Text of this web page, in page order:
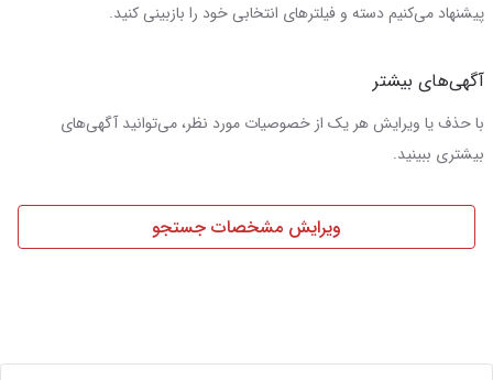
پیشنهاد می‌کنیم دسته و فیلترهای انتخابی خود را بازبینی کنید.
آگهی‌های بیشتر
با حذف یا ویرایش هر یک از خصوصیات مورد نظر، می‌توانید آگهی‌های
بیشتری ببینید.
ویرایش مشخصات جستجو